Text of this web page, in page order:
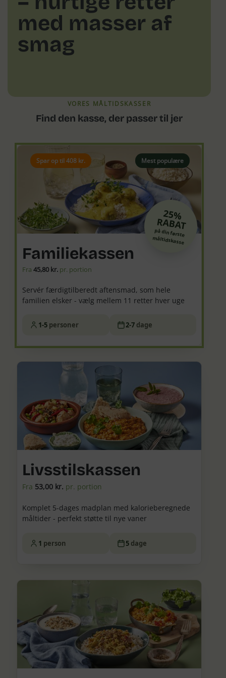
med masser af
smag
VORES MÅLTIDSKASSER
Find den kasse, der passer til jer
Livsstilskassen
Fra 53,00 kr. pr. portion
Komplet 5-dages madplan med kalorieberegnede
måltider - perfekt støtte til nye vaner
1 person 5 dage
Mest populære
Spar op til 408 kr.
25%
RABAT
på din første
måltidskasse
Familiekassen
Fra45,80 kr. pr. portion
Servér færdigtilberedt aftensmad, som hele
familien elsker - vælg mellem 11 retter hver uge
1-5 personer 2-7 dage